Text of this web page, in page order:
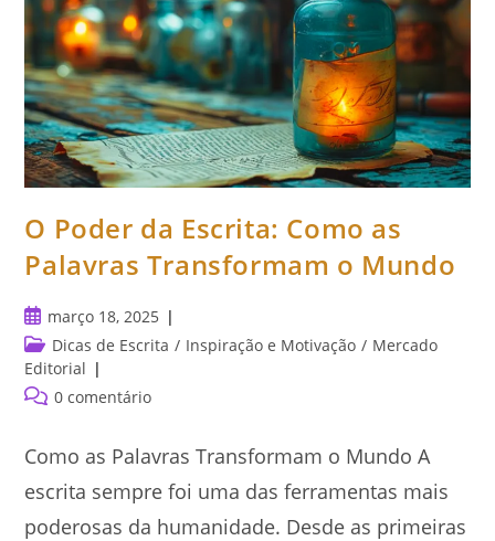
O Poder da Escrita: Como as
Palavras Transformam o Mundo
Post
publicado:
março 18, 2025
Categoria
do
post:
Dicas de Escrita / Inspiração e Motivação / Mercado
Editorial
Comentários
0 comentário
Como as Palavras Transformam o Mundo A
escrita sempre foi uma das ferramentas mais
poderosas da humanidade. Desde as primeiras